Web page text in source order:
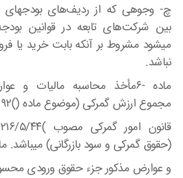
چ- وجوهی که از ردیف‌های
بین شرکت‌های تابعه در قوانین
میشود مشروط بر آنکه بابت خرید یا
نباشد.
ماده -۶مأخذ محاسبه مالیات و
مجموع ارزش گمرکی (موضوع ماده ()۹۲
(حقوق گمرکی و سود بازرگانی) میباشد.
و عوارض مذکور جزء حقوق ورودی